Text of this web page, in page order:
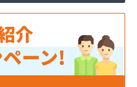
会社 名古屋営業所
尾張営業所
業所